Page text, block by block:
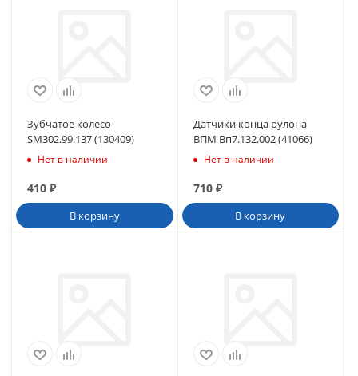
Зубчатое колесо
SM302.99.137 (130409)
Нет в наличии
410 ₽
В корзину
Датчики конца рулона
ВПМ Вп7.132.002 (41066)
Нет в наличии
710₽
В корзину